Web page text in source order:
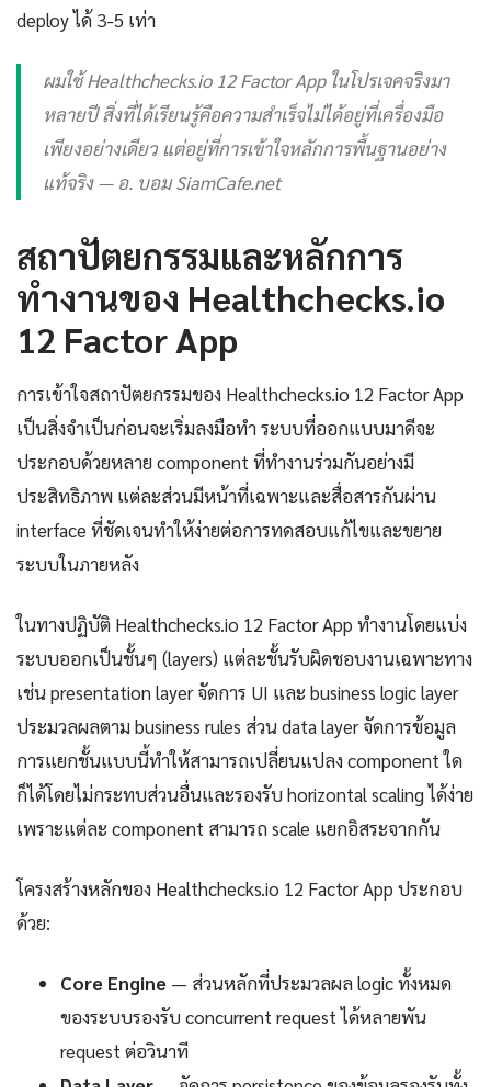
deploy ได้ 3-5 เท่า
ผมใช้ Healthchecks.io 12 Factor App ในโปรเจคจริงมา
หลายปี สิ่งที่ได้เรียนรู้คือความสำเร็จไม่ได้อยู่ที่เครื่องมือ
เพียงอย่างเดียว แต่อยู่ที่การเข้าใจหลักการพื้นฐานอย่าง
แท้จริง — อ. บอม SiamCafe.net
สถาปัตยกรรมและหลักการ
ทำงานของ Healthchecks.io
12 Factor App
การเข้าใจสถาปัตยกรรมของ Healthchecks.io 12 Factor App
เป็นสิ่งจำเป็นก่อนจะเริ่มลงมือทำ ระบบที่ออกแบบมาดีจะ
ประกอบด้วยหลาย component ที่ทำงานร่วมกันอย่างมี
ประสิทธิภาพ แต่ละส่วนมีหน้าที่เฉพาะและสื่อสารกันผ่าน
interface ที่ชัดเจนทำให้ง่ายต่อการทดสอบแก้ไขและขยาย
ระบบในภายหลัง
ในทางปฏิบัติ Healthchecks.io 12 Factor App ทำงานโดยแบ่ง
ระบบออกเป็นชั้นๆ (layers) แต่ละชั้นรับผิดชอบงานเฉพาะทาง
เช่น presentation layer จัดการ UI และ business logic layer
ประมวลผลตาม business rules ส่วน data layer จัดการข้อมูล
การแยกชั้นแบบนี้ทำให้สามารถเปลี่ยนแปลง component ใด
ก็ได้โดยไม่กระทบส่วนอื่นและรองรับ horizontal scaling ได้ง่าย
เพราะแต่ละ component สามารถ scale แยกอิสระจากกัน
โครงสร้างหลักของ Healthchecks.io 12 Factor App ประกอบ
ด้วย:
Core Engine — ส่วนหลักที่ประมวลผล logic ทั้งหมด
ของระบบรองรับ concurrent request ได้หลายพัน
request ต่อวินาที